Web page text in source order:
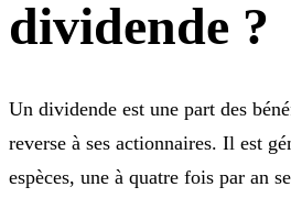
dividende ?
Un dividende est une part des
reverse à ses actionnaires. Il est
espèces, une à quatre fois par an